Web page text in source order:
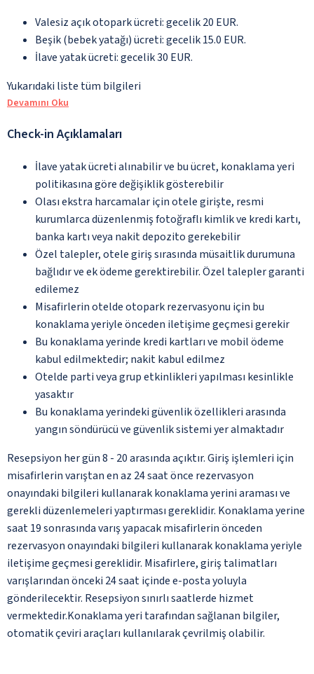
Valesiz açık otopark ücreti: gecelik 20 EUR.
Beşik (bebek yatağı) ücreti: gecelik 15.0 EUR.
İlave yatak ücreti: gecelik 30 EUR.
Yukarıdaki liste tüm bilgileri
Devamını Oku
Check-in Açıklamaları
İlave yatak ücreti alınabilir ve bu ücret, konaklama yeri
politikasına göre değişiklik gösterebilir
Olası ekstra harcamalar için otele girişte, resmi
kurumlarca düzenlenmiş fotoğraflı kimlik ve kredi kartı,
banka kartı veya nakit depozito gerekebilir
Özel talepler, otele giriş sırasında müsaitlik durumuna
bağlıdır ve ek ödeme gerektirebilir. Özel talepler garanti
edilemez
Misafirlerin otelde otopark rezervasyonu için bu
konaklama yeriyle önceden iletişime geçmesi gerekir
Bu konaklama yerinde kredi kartları ve mobil ödeme
kabul edilmektedir; nakit kabul edilmez
Otelde parti veya grup etkinlikleri yapılması kesinlikle
yasaktır
Bu konaklama yerindeki güvenlik özellikleri arasında
yangın söndürücü ve güvenlik sistemi yer almaktadır
Resepsiyon her gün 8 - 20 arasında açıktır. Giriş işlemleri için
misafirlerin varıştan en az 24 saat önce rezervasyon
onayındaki bilgileri kullanarak konaklama yerini araması ve
gerekli düzenlemeleri yaptırması gereklidir. Konaklama yerine
saat 19 sonrasında varış yapacak misafirlerin önceden
rezervasyon onayındaki bilgileri kullanarak konaklama yeriyle
iletişime geçmesi gereklidir. Misafirlere, giriş talimatları
varışlarından önceki 24 saat içinde e-posta yoluyla
gönderilecektir. Resepsiyon sınırlı saatlerde hizmet
vermektedir.Konaklama yeri tarafından sağlanan bilgiler,
otomatik çeviri araçları kullanılarak çevrilmiş olabilir.